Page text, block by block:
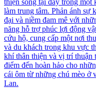
thiện sống tại đây trong
làm trung tâm. Phản ánh sự
đại và niềm đam mê với
năng hỗ trợ phúc lợi động
cứu hộ, cung cấp một nơi
và du khách trong khu vực
khí thân thiện và vị trí
điểm đến hoàn hảo cho
cái ôm từ những chú mèo ở
Lan.